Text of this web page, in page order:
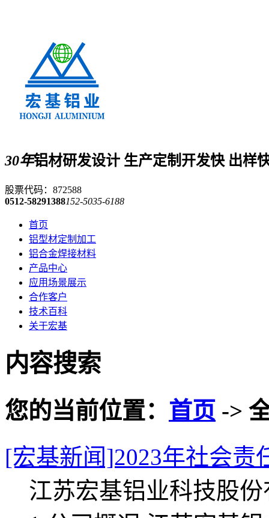
30年铝材研发设计 生产定制 开发快 出样
股票代码：872588
0512-58291388152-5035-6188
首页
铝型材定制加工
铝合金焊接材料
产品中心
应用场景展示
合作客户
技术百科
关于宏基
内容搜索
您的当前位置： 首页 ->
[宏基新闻]2023年社会责
江苏宏基铝业科技股